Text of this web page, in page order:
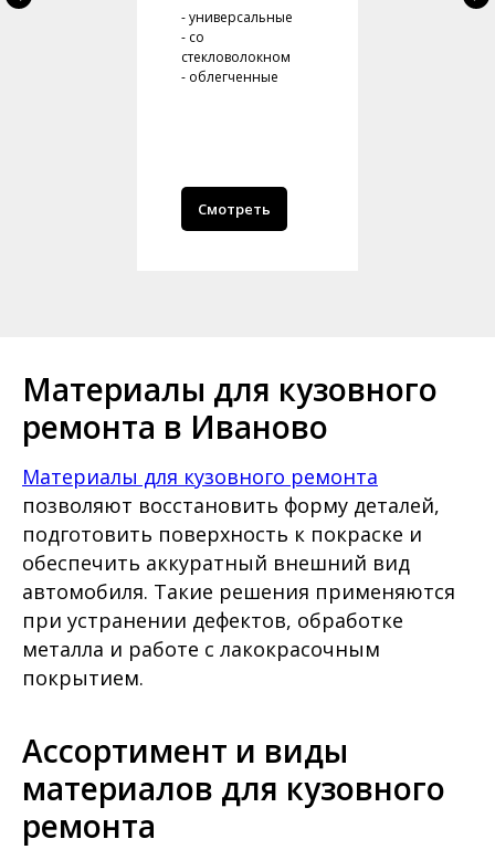
- универсальные
- со
стекловолокном
- облегченные
Смотреть
Материалы для кузовного
ремонта в Иваново
Материалы для кузовного ремонта
позволяют восстановить форму деталей,
подготовить поверхность к покраске и
обеспечить аккуратный внешний вид
автомобиля. Такие решения применяются
при устранении дефектов, обработке
металла и работе с лакокрасочным
покрытием.
Ассортимент и виды
материалов для кузовного
ремонта